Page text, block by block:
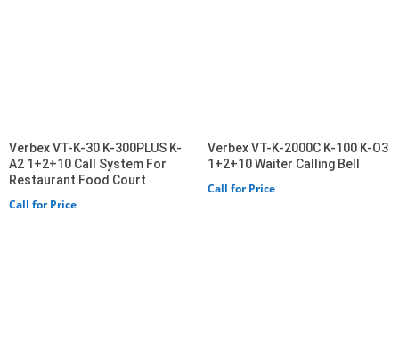
Verbex VT-K-30 K-300PLUS K-
A2 1+2+10 Call System For
Restaurant Food Court
Call for Price
Verbex VT-K-2000C K-100 K-O3
1+2+10 Waiter Calling Bell
Call for Price